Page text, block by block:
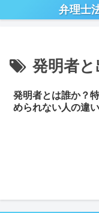
弁理士
発明者
発明者とは誰か？
められない人の違